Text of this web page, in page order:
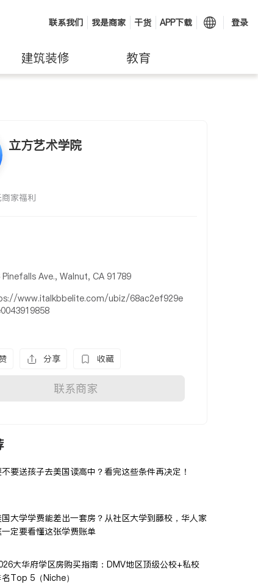
联系我们 我是商家 干货 APP下载 登录
建筑装修 教育
立方艺术学院
家福利
Pinefalls Ave., Walnut, CA 91789
www.italkbbelite.com/ubiz/68ac2ef929e
分享 收藏
联系商家
要送孩子去美国读高中？看完这些条件再决定！
大学学费能差出一套房？从社区大学到藤校，华人家
一定要看懂这张学费账单
大华府学区房购买指南：DMV地区顶级公校+私校
Top 5（Niche）